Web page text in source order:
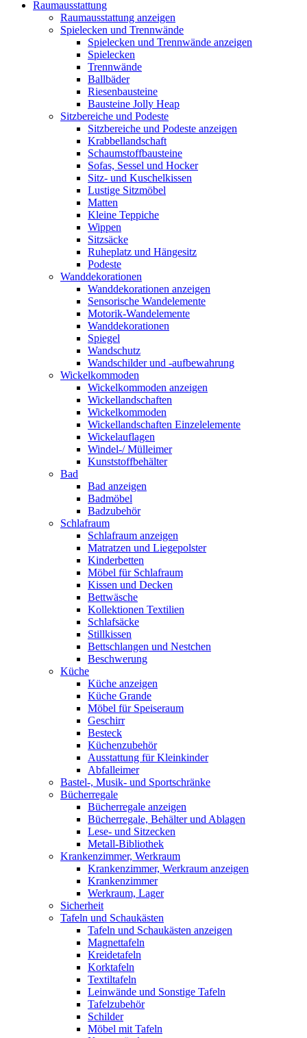
Raumausstattung
Raumausstattung anzeigen
Spielecken und Trennwände
Spielecken und Trennwände anzeigen
Spielecken
Trennwände
Ballbäder
Riesenbausteine
Bausteine Jolly Heap
Sitzbereiche und Podeste
Sitzbereiche und Podeste anzeigen
Krabbellandschaft
Schaumstoffbausteine
Sofas, Sessel und Hocker
Sitz- und Kuschelkissen
Lustige Sitzmöbel
Matten
Kleine Teppiche
Wippen
Sitzsäcke
Ruheplatz und Hängesitz
Podeste
Wanddekorationen
Wanddekorationen anzeigen
Sensorische Wandelemente
Motorik-Wandelemente
Wanddekorationen
Spiegel
Wandschutz
Wandschilder und -aufbewahrung
Wickelkommoden
Wickelkommoden anzeigen
Wickellandschaften
Wickelkommoden
Wickellandschaften Einzelelemente
Wickelauflagen
Windel-/ Mülleimer
Kunststoffbehälter
Bad
Bad anzeigen
Badmöbel
Badzubehör
Schlafraum
Schlafraum anzeigen
Matratzen und Liegepolster
Kinderbetten
Möbel für Schlafraum
Kissen und Decken
Bettwäsche
Kollektionen Textilien
Schlafsäcke
Stillkissen
Bettschlangen und Nestchen
Beschwerung
Küche
Küche anzeigen
Küche Grande
Möbel für Speiseraum
Geschirr
Besteck
Küchenzubehör
Ausstattung für Kleinkinder
Abfalleimer
Bastel-, Musik- und Sportschränke
Bücherregale
Bücherregale anzeigen
Bücherregale, Behälter und Ablagen
Lese- und Sitzecken
Metall-Bibliothek
Krankenzimmer, Werkraum
Krankenzimmer, Werkraum anzeigen
Krankenzimmer
Werkraum, Lager
Sicherheit
Tafeln und Schaukästen
Tafeln und Schaukästen anzeigen
Magnettafeln
Kreidetafeln
Korktafeln
Textiltafeln
Leinwände und Sonstige Tafeln
Tafelzubehör
Schilder
Möbel mit Tafeln